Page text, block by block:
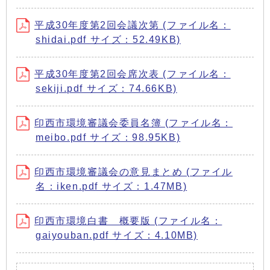
平成30年度第2回会議次第 (ファイル名：
shidai.pdf サイズ：52.49KB)
平成30年度第2回会席次表 (ファイル名：
sekiji.pdf サイズ：74.66KB)
印西市環境審議会委員名簿 (ファイル名：
meibo.pdf サイズ：98.95KB)
印西市環境審議会の意見まとめ (ファイル
名：iken.pdf サイズ：1.47MB)
印西市環境白書 概要版 (ファイル名：
gaiyouban.pdf サイズ：4.10MB)